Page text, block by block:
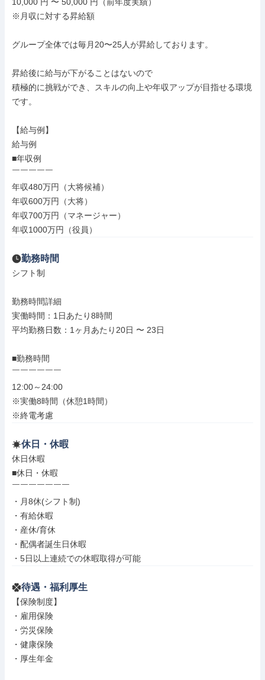
※月収に対する昇給額
グループ全体では毎月20〜25人が昇給しております。
昇給後に給与が下がることはないので
積極的に挑戦ができ、スキルの向上や年収アップが目指せる環境
です。
【給与例】
給与例
■年収例
￣￣￣￣￣
年収480万円（大将候補）
年収600万円（大将）
年収700万円（マネージャー）
年収1000万円（役員）
勤務時間
シフト制
勤務時間詳細
実働時間：1日あたり8時間
平均勤務日数：1ヶ月あたり20日 〜 23日
■勤務時間
￣￣￣￣￣￣
12:00～24:00
※実働8時間（休憩1時間）
※終電考慮
休日・休暇
休日休暇
■休日・休暇
￣￣￣￣￣￣￣
・月8休(シフト制)
・有給休暇
・産休/育休
・配偶者誕生日休暇
・5日以上連続での休暇取得が可能
待遇・福利厚生
【保険制度】
・雇用保険
・労災保険
・健康保険
・厚生年金